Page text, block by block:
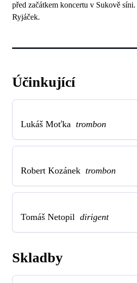
před začátkem koncertu v Sukově síni.
Ryjáček.
Účinkující
Lukáš Moťka trombon
Robert Kozánek trombon
Tomáš Netopil dirigent
Skladby